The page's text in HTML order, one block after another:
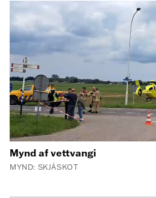
Mynd af vettvangi
MYND: SKJÁSKOT